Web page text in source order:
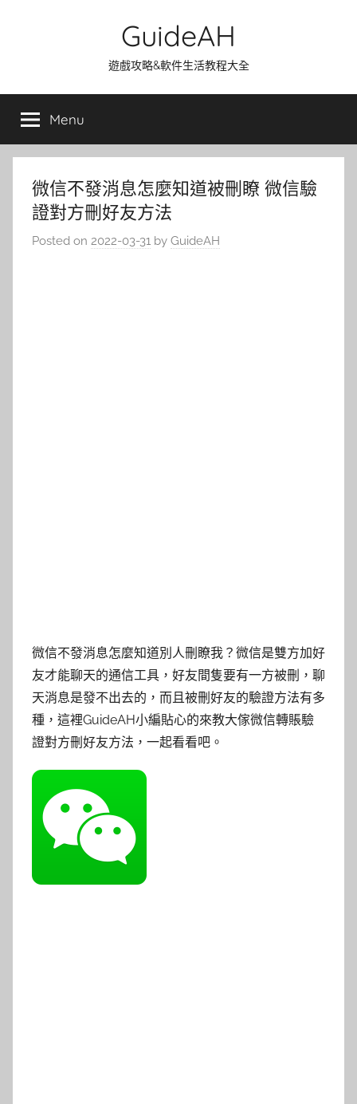
GuideAH
遊戲攻略&軟件生活教程大全
Menu
微信不發消息怎麼知道被刪瞭 微信驗
證對方刪好友方法
Posted on 2022-03-31 by GuideAH
微信不發消息怎麼知道別人刪瞭我？微信是雙方加好
友才能聊天的通信工具，好友間隻要有一方被刪，聊
天消息是發不出去的，而且被刪好友的驗證方法有多
種，這裡GuideAH小編貼心的來教大傢微信轉賬驗
證對方刪好友方法，一起看看吧。